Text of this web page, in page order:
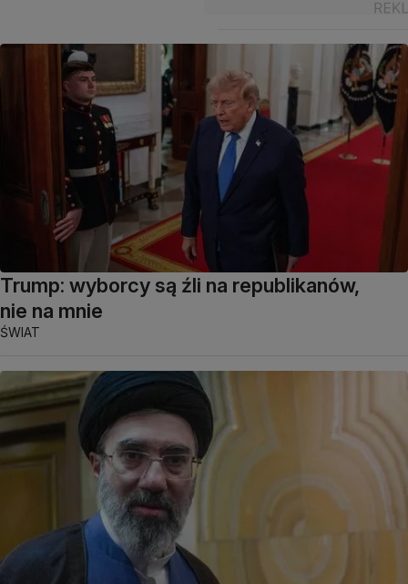
Trump: wyborcy są źli na republikanów,
nie na mnie
ŚWIAT